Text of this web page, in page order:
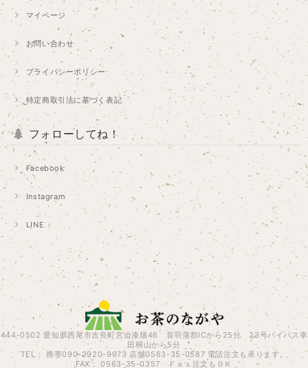
マイページ
お問い合わせ
プライバシーポリシー
特定商取引法に基づく表記
フォローしてね！
Facebook
Instagram
LINE
444-0502 愛知県西尾市吉良町宮迫漆畑46 音羽蒲郡ICから25分 23号バイパス幸
田桐山から5分
TEL： 携帯090-2920-9973 店舗0563-35-0587 電話注文も承ります。
FAX： 0563-35-0357 Ｆａｘ注文もＯＫ